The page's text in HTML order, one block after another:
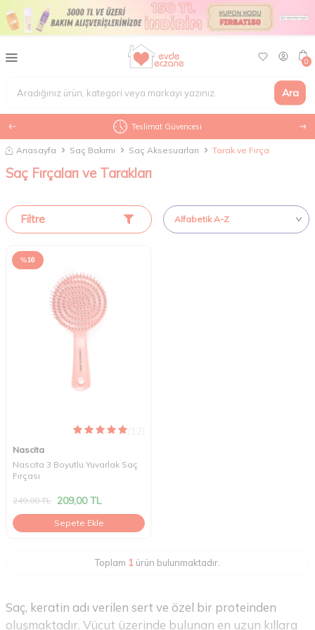
Ara
0
Teslimat Güvencesi
Anasayfa Saç Bakımı Saç Aksesuarları Tarak ve Fırça
Saç Fırçaları ve Tarakları
Filtre
%16
Nascita
Nascita 3 Boyutlu Yuvarlak Saç
Fırçası
249,00TL 209,00TL
Sepete Ekle
Toplam 1 ürün bulunmaktadır.
Saç, keratin adı verilen sert ve özel bir proteinden
oluşmaktadır. Vücut üzerinde bulunan en uzun kıllara